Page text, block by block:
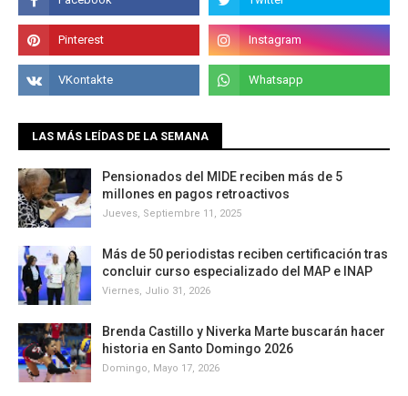
LAS MÁS LEÍDAS DE LA SEMANA
Pensionados del MIDE reciben más de 5
millones en pagos retroactivos
Jueves, Septiembre 11, 2025
Más de 50 periodistas reciben certificación tras
concluir curso especializado del MAP e INAP
Viernes, Julio 31, 2026
Brenda Castillo y Niverka Marte buscarán hacer
historia en Santo Domingo 2026
Domingo, Mayo 17, 2026